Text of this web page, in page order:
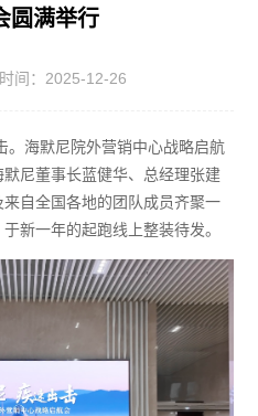
圆满举行
时间：2025-12-26
海默尼院外营销中心战略启航
默尼董事长蓝健华、总经理张建
来自全国各地的团队成员齐聚一
新一年的起跑线上整装待发。